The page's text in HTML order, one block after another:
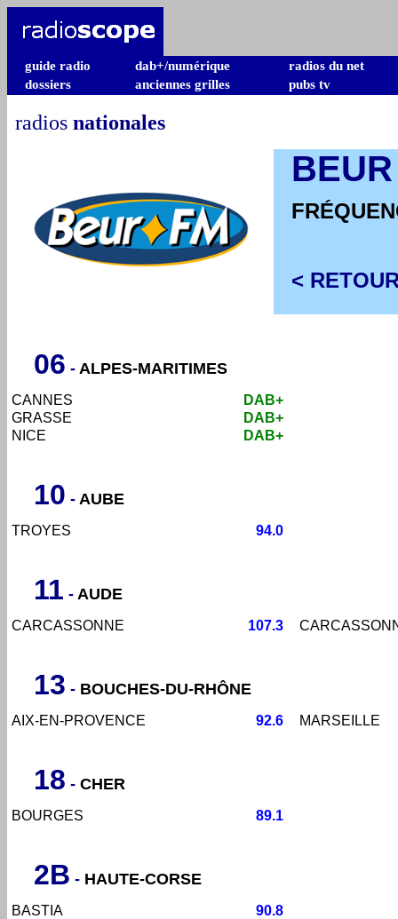
guide radio dab+/numérique
radios du net
dossiers
anciennes grilles pubs tv
radios nationales
<
06 - ALPES-MARITIMES
CANNES
DAB+
GRASSE
DAB+
NICE
DAB+
10 - AUBE
TROYES 94.0
11 - AUDE
CARCASSONNE 107.3
13 - BOUCHES-DU-RHÔNE
AIX-EN-PROVENCE 92.6 MARSEILLE
18 - CHER
BOURGES 89.1
2B - HAUTE-CORSE
BASTIA 90.8